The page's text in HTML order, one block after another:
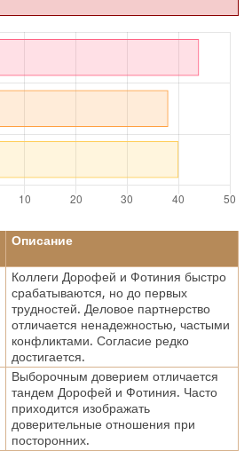
Описание
Коллеги Дорофей и Фотиния быстро
срабатываются, но до первых
трудностей. Деловое партнерство
отличается ненадежностью, частыми
конфликтами. Согласие редко
достигается.
Выборочным доверием отличается
тандем Дорофей и Фотиния. Часто
приходится изображать
доверительные отношения при
посторонних.